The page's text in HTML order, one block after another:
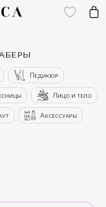
Педикюр
Лицо и тело
Аксессуары